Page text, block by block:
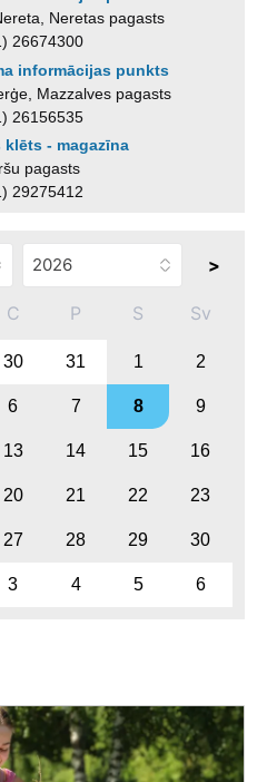
Neretas pagasts
26674300
informācijas punkts
Mazzalves pagasts
26156535
klēts - magazīna
pagasts
29275412
>
C P S Sv
30 31 1 2
6 7 8 9
13 14 15 16
20 21 22 23
27 28 29 30
3 4 5 6